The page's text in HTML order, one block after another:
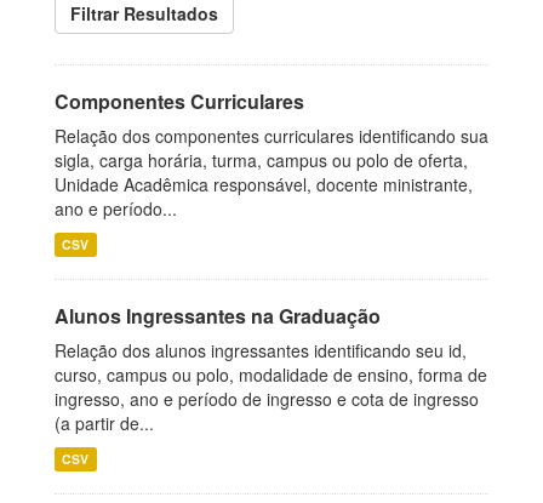
Filtrar Resultados
Componentes Curriculares
Relação dos componentes curriculares identificando sua
sigla, carga horária, turma, campus ou polo de oferta,
Unidade Acadêmica responsável, docente ministrante,
ano e período...
CSV
Alunos Ingressantes na Graduação
Relação dos alunos ingressantes identificando seu id,
curso, campus ou polo, modalidade de ensino, forma de
ingresso, ano e período de ingresso e cota de ingresso
(a partir de...
CSV